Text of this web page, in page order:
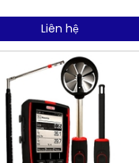
Liên hệ